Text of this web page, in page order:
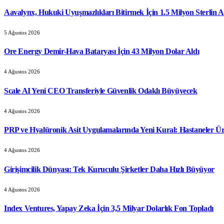
Aavalynx, Hukuki Uyuşmazlıkları Bitirmek İçin 1.5 Milyon Sterlin
5 Ağustos 2026
Ore Energy Demir-Hava Bataryası İçin 43 Milyon Dolar Aldı
4 Ağustos 2026
Scale AI Yeni CEO Transferiyle Güvenlik Odaklı Büyüyecek
4 Ağustos 2026
PRP ve Hyalüronik Asit Uygulamalarında Yeni Kural: Hastaneler
4 Ağustos 2026
Girişimcilik Dünyası: Tek Kuruculu Şirketler Daha Hızlı Büyüyor
4 Ağustos 2026
Index Ventures, Yapay Zeka İçin 3,5 Milyar Dolarlık Fon Topladı